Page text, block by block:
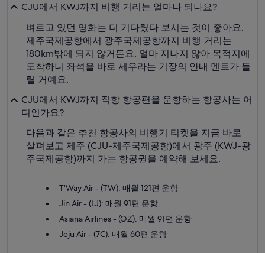
CJU에서 KWJ까지 비행 거리는 얼마나 되나요?
벼르고 있던 영화는 더 기다렸다 보시는 것이 좋아요.
제주국제공항에서 광주국제공항까지 비행 거리는
180km밖에 되지 않거든요. 얼마 지나지 않아 목적지에
도착하니 좌석을 바로 세우라는 기장의 안내 멘트가 들
릴 거예요.
CJU에서 KWJ까지 직항 항공편을 운항하는 항공사는 어
디인가요?
다음과 같은 추천 항공사의 비행기 티켓을 지금 바로
살펴보고 제주 (CJU-제주국제공항)에서 광주 (KWJ-광
주국제공항)까지 가는 항공권을 예약해 보세요.
T'Way Air - (TW): 매월 121편 운항
Jin Air - (LJ): 매월 91편 운항
Asiana Airlines - (OZ): 매월 91편 운항
Jeju Air - (7C): 매월 60편 운항